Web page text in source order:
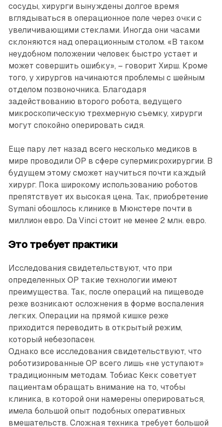
сосуды, хирурги вынуждены долгое время
вглядываться в операционное поле через очки с
увеличивающими стеклами. Иногда они часами
склоняются над операционным столом. «В таком
неудобном положении человек быстро устает и
может совершить ошибку», – говорит Хирш. Кроме
того, у хирургов начинаются проблемы с шейным
отделом позвоночника. Благодаря
задействованию второго робота, ведущего
микроскопическую трехмерную съемку, хирурги
могут спокойно оперировать сидя.
Еще пару лет назад всего несколько медиков в
мире проводили OP в сфере супермикрохирургии. В
будущем этому сможет научиться почти каждый
хирург. Пока широкому использованию роботов
препятствует их высокая цена. Так, приобретение
Symani обошлось клинике в Мюнстере почти в
миллион евро. Da Vinci стоит не менее 2 млн. евро.
Это требует практики
Исследования свидетельствуют, что при
определенных OP такие технологии имеют
преимущества. Так, после операций на пищеводе
реже возникают ­осложнения в форме воспаления
легких. Операции на прямой кишке реже
приходится переводить в открытый режим,
который небезопасен.
Однако все исследования свидетельствуют, что
роботизированные OP всего лишь «не уступают»
традиционным методам. Тобиас Кекк советует
пациентам обращать внимание на то, чтобы
клиника, в которой они намерены оперироваться,
имела большой опыт подобных оперативных
вмешательств. Сложная техника требует большой